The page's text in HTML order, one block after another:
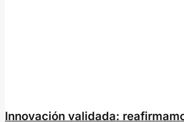
Innovación validada: